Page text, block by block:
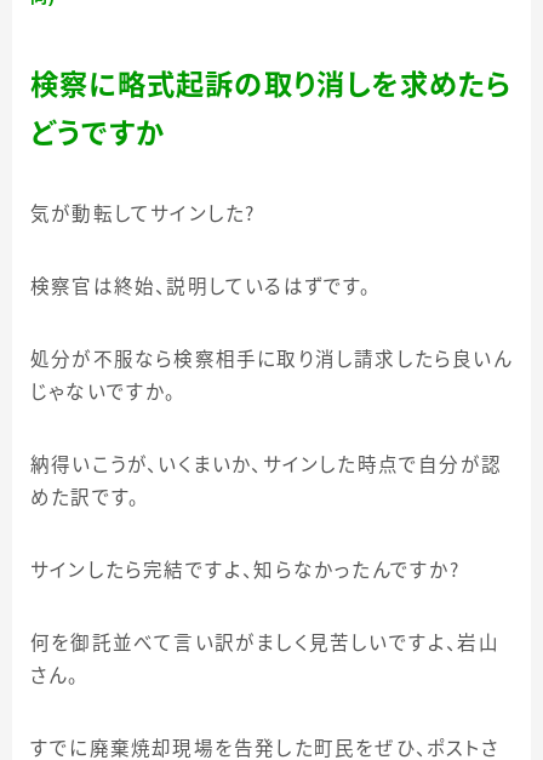
検察に略式起訴の取り消しを求めたら
どうですか
気が動転してサインした？
検察官は終始、説明しているはずです。
処分が不服なら検察相手に取り消し請求したら良いん
じゃないですか。
納得いこうが、いくまいか、サインした時点で自分が認
めた訳です。
サインしたら完結ですよ、知らなかったんですか？
何を御託並べて言い訳がましく見苦しいですよ、岩山
さん。
すでに廃棄焼却現場を告発した町民をぜひ、ポストさ